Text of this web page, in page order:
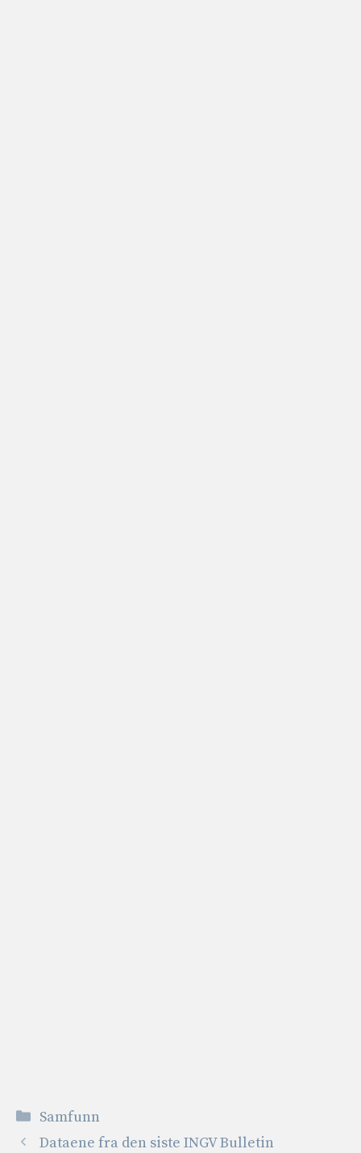
Kategorier
Samfunn
Dataene fra den siste INGV Bulletin